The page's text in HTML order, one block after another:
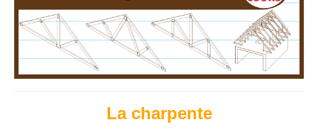
La charpente